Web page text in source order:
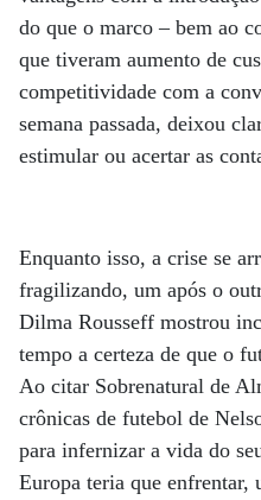
do que o marco – bem ao
que tiveram aumento de
competitividade com a
semana passada, deixou
estimular ou acertar as
Enquanto isso, a crise se
fragilizando, um após o
Dilma Rousseff mostrou
tempo a certeza de que o
Ao citar Sobrenatural de
crônicas de futebol de
para infernizar a vida do
Europa teria que enfrentar,